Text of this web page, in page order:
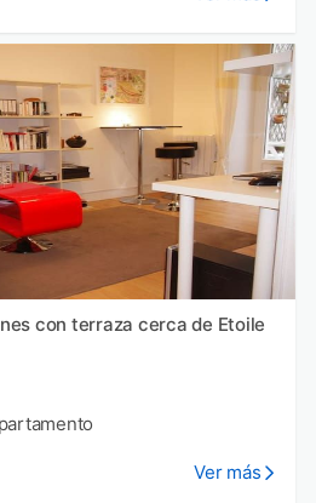
con terraza cerca de Etoile
Ver más